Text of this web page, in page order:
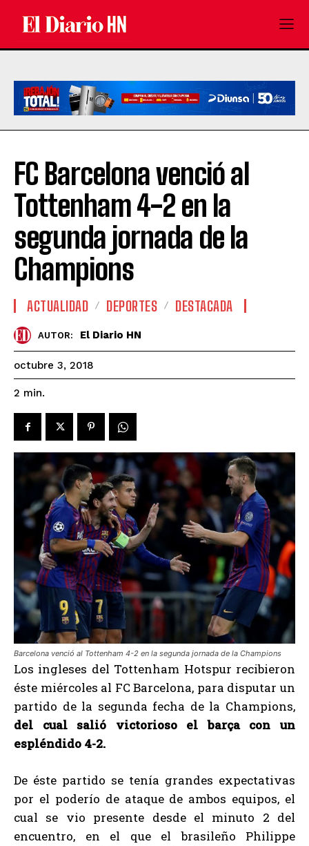
FC Barcelona venció al
Tottenham 4-2 en la
segunda jornada de la
Champions
ACTUALIDAD DEPORTES DESTACADA
AUTOR: El Diario HN
octubre 3, 2018
2 min.
Barcelona venció al Tottenham 4-2 en la segunda jornada de la Champions
Los ingleses del Tottenham Hotspur recibieron
éste miércoles al FC Barcelona, para disputar un
partido de la segunda fecha de la Champions,
del cual salió victorioso el barça con un
espléndido 4-2.
De éste partido se tenía grandes expectativas
por el poderío de ataque de ambos equipos, el
cual se vio presente desde el minuto 2 del
encuentro, en el que el brasileño Philippe